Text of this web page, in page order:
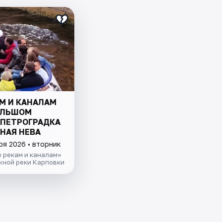
И КАНАЛАМ
НЕВА
2026 • вторник
рекам и каналам»
реки Карповки